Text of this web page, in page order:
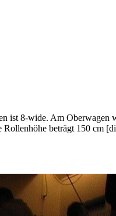
8-wide. Am Oberwagen
beträgt 150 cm